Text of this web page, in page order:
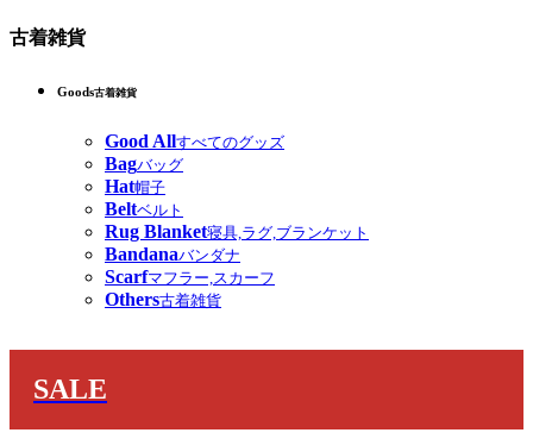
古着雑貨
Goods古着雑貨
Good Allすべてのグッズ
Bagバッグ
Hat帽子
Beltベルト
Rug Blanket寝具,ラグ,ブランケット
Bandanaバンダナ
Scarfマフラー,スカーフ
Others古着雑貨
SALE